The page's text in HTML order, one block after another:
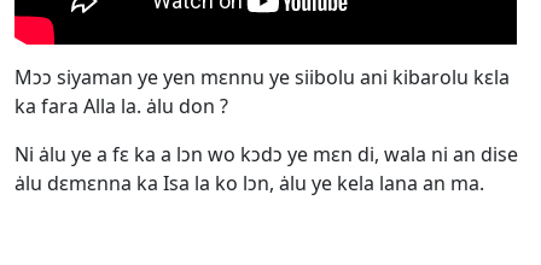
Mͻͻ siyaman ye yen mεnnu ye siibolu ani kibarolu kεla
ka fara Alla la. ȧlu don ?
Ni ȧlu ye a fε ka a lͻn wo kͻdͻ ye mεn di, wala ni an dise
ȧlu dεmεnna ka Isa la ko lͻn, ȧlu ye kela lana an ma.